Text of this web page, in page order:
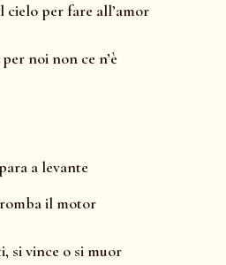
cielo per fare all’amor
noi non ce n’è
a levante
il motor
si vince o si muor